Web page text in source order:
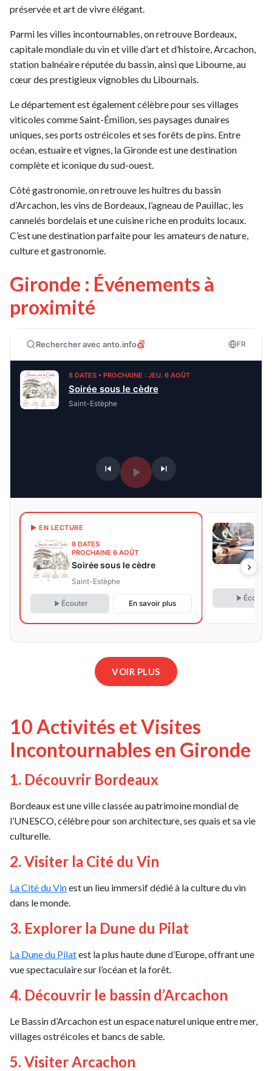
préservée et art de vivre élégant.
Parmi les villes incontournables, on retrouve Bordeaux,
capitale mondiale du vin et ville d’art et d’histoire, Arcachon,
station balnéaire réputée du bassin, ainsi que Libourne, au
cœur des prestigieux vignobles du Libournais.
Le département est également célèbre pour ses villages
viticoles comme Saint-Émilion, ses paysages dunaires
uniques, ses ports ostréicoles et ses forêts de pins. Entre
océan, estuaire et vignes, la Gironde est une destination
complète et iconique du sud-ouest.
Côté gastronomie, on retrouve les huîtres du bassin
d’Arcachon, les vins de Bordeaux, l’agneau de Pauillac, les
cannelés bordelais et une cuisine riche en produits locaux.
C’est une destination parfaite pour les amateurs de nature,
culture et gastronomie.
Gironde : Événements à
proximité
Rechercher avec anto.info FR
8 DATES • PROCHAINE : JEU. 6 AOÛT
Soirée sous le cèdre
Saint-Estèphe
▶ EN LECTURE
8 DATES
PROCHAINE 6 AOÛT
Soirée sous le cèdre
Saint-Estèphe
Écouter En savoir plus
2
Écouter
VOIR PLUS
10 Activités et Visites
Incontournables en Gironde
1. Découvrir Bordeaux
Bordeaux est une ville classée au patrimoine mondial de
l’UNESCO, célèbre pour son architecture, ses quais et sa vie
culturelle.
2. Visiter la Cité du Vin
La Cité du Vinest un lieu immersif dédié à la culture du vin
dans le monde.
3. Explorer la Dune du Pilat
La Dune du Pilatest la plus haute dune d’Europe, offrant une
vue spectaculaire sur l’océan et la forêt.
4. Découvrir le bassin d’Arcachon
Le Bassin d’Arcachon est un espace naturel unique entre mer,
villages ostréicoles et bancs de sable.
5. Visiter Arcachon